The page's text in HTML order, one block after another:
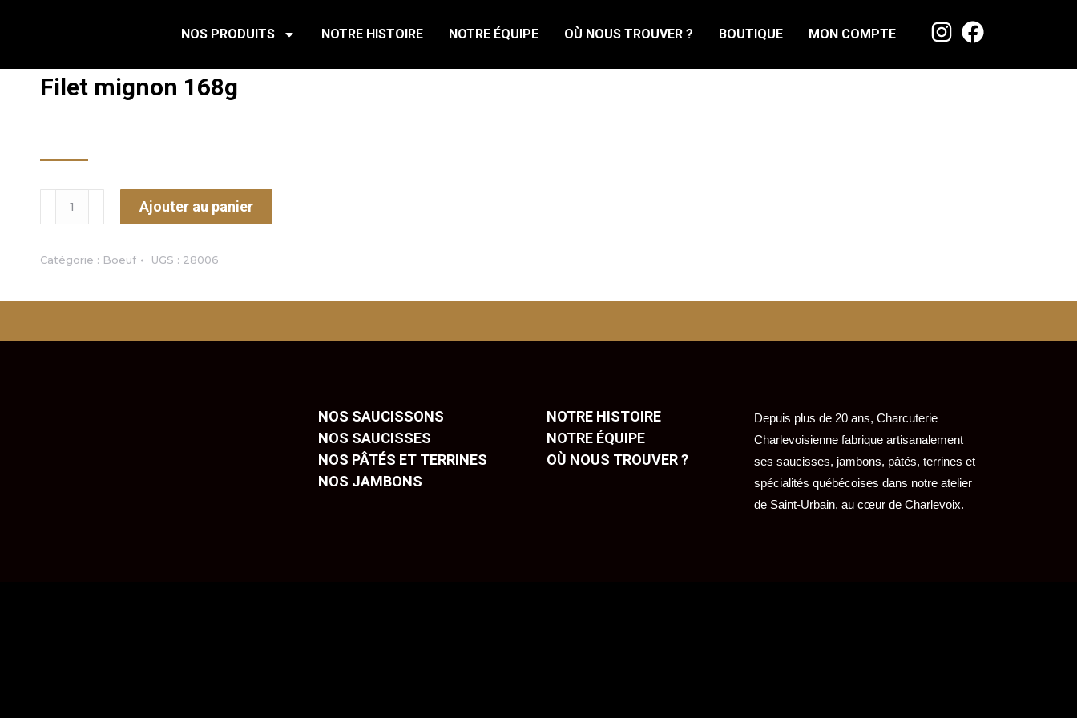
NOS PRODUITS NOTRE HISTOIRE NOTRE ÉQUIPE OÙ NOUS TROUVER ? BOUTIQUE MON COMPTE
Filet mignon 168g
Ajouter au panier
Catégorie : Boeuf UGS : 28006
NOS SAUCISSONS
NOS SAUCISSES
NOS PÂTÉS ET TERRINES
NOS JAMBONS
NOTRE HISTOIRE
NOTRE ÉQUIPE
OÙ NOUS TROUVER ?
Depuis plus de 20 ans, Charcuterie
Charlevoisienne fabrique artisanalement
ses saucisses, jambons, pâtés, terrines et
spécialités québécoises dans notre atelier
de Saint-Urbain, au cœur de Charlevoix.